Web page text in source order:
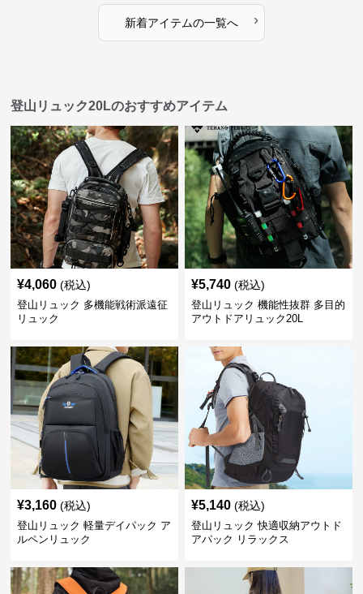
新着アイテムの一覧へ ›
登山リュック20Lのおすすめアイテム
¥4,060 (税込)
登山リュック 多機能戦術派遠征
リュック
¥5,740 (税込)
登山リュック 機能性抜群 多目的
アウトドアリュック20L
¥3,160 (税込)
登山リュック 軽量デイパック ア
ルペンリュック
¥5,140 (税込)
登山リュック 快適収納アウトド
アパック リラックス